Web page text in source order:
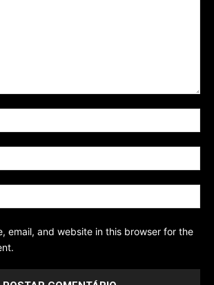
email, and website in this browser for the